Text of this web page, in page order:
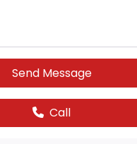
Send Message
Call